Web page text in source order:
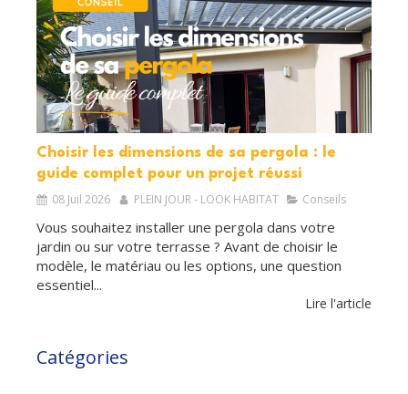
Choisir les dimensions de sa pergola : le
guide complet pour un projet réussi
08 Juil 2026
PLEIN JOUR - LOOK HABITAT Conseils
Vous souhaitez installer une pergola dans votre
jardin ou sur votre terrasse ? Avant de choisir le
modèle, le matériau ou les options, une question
essentiel...
Lire l'article
Catégories